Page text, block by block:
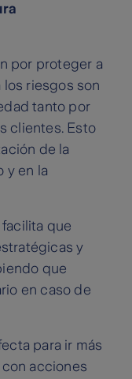
por proteger a
los riesgos son
tanto por
clientes. Esto
de la
y en la
que
y
que
en caso de
para ir más
acciones